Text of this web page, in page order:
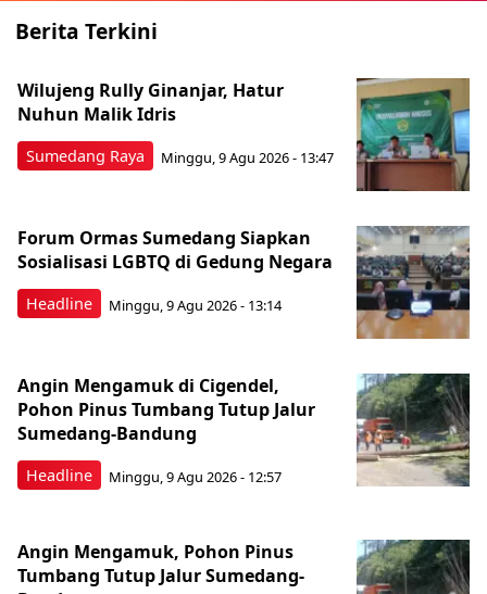
Berita Terkini
Sumedang Raya
Wilujeng Rully Ginanjar, Hatur
Nuhun Malik Idris
Minggu, 9 Agu 2026 - 13:47
Headline
Forum Ormas Sumedang Siapkan
Sosialisasi LGBTQ di Gedung Negara
Minggu, 9 Agu 2026 - 13:14
Headline
Angin Mengamuk di Cigendel,
Pohon Pinus Tumbang Tutup Jalur
Sumedang-Bandung
Minggu, 9 Agu 2026 - 12:57
Angin Mengamuk, Pohon Pinus
Tumbang Tutup Jalur Sumedang-